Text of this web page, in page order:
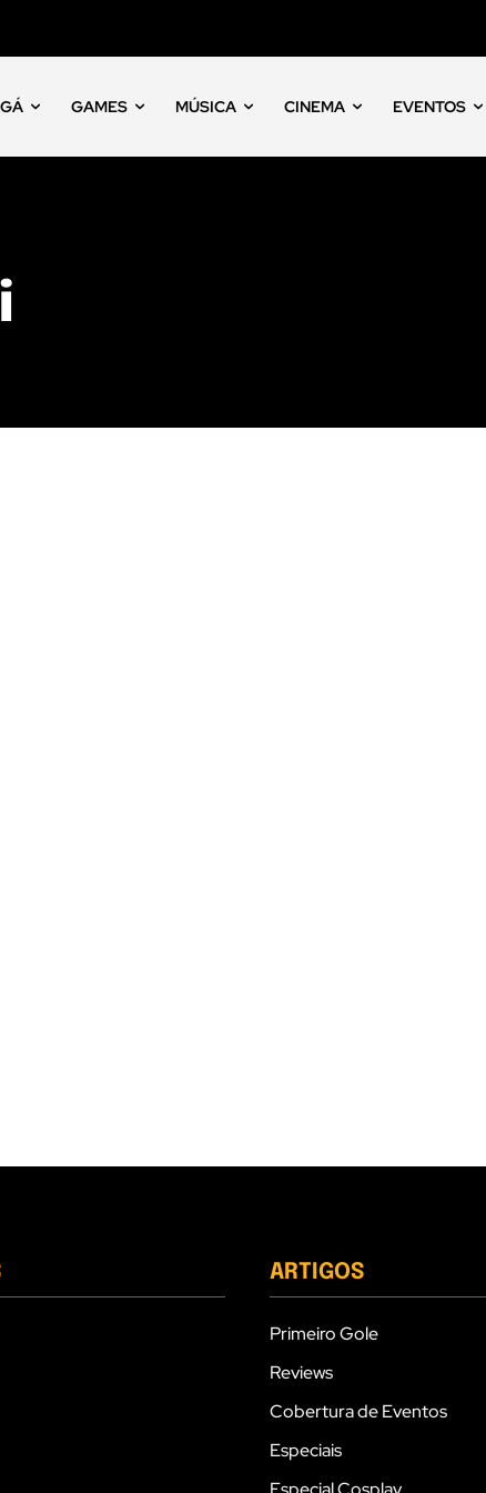
GAMES MÚSICA CINEMA EVENTOS
ARTIGOS
Primeiro Gole
Reviews
Cobertura de Eventos
Especiais